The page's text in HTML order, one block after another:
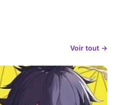
Voir tout →